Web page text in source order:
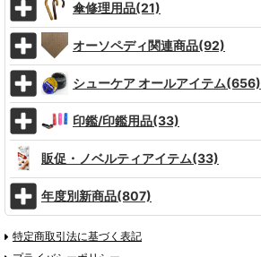
傘修理用品(21)
オーソペディ関連商品(92)
シューケア オールアイテム(656)
印鑑/印鑑用品(33)
販促・ノベルティアイテム(33)
年度別新商品(807)
特定商取引法に基づく表記